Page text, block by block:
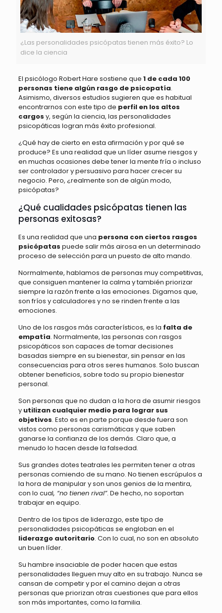
¿Las personalidades psicópatas tienen más éxito? Lo
dice la ciencia
El psicólogo Robert Hare sostiene que 1 de cada 100
personas tiene algún rasgo de psicopatía.
Asimismo, diversos estudios sugieren que es habitual
encontrarnos con este tipo de perfil en los altos
cargos y, según la ciencia, las personalidades
psicopáticas logran más éxito profesional.
¿Qué hay de cierto en esta afirmación y por qué se
produce? Es una realidad que un líder asume riesgos y
en muchas ocasiones debe tener la mente fría o incluso
ser controlador y persuasivo para hacer crecer su
negocio. Pero, ¿realmente son de algún modo,
psicópatas?
¿Qué cualidades psicópatas tienen las
personas exitosas?
Es una realidad que una persona con ciertos rasgos
psicópatas puede salir más airosa en un determinado
proceso de selección para un puesto de alto mando.
Normalmente, hablamos de personas muy competitivas,
que consiguen mantener la calma y también priorizar
siempre la razón frente a las emociones. Digamos que,
son fríos y calculadores y no se rinden frente a las
emociones.
Uno de los rasgos más característicos, es la falta de
empatía. Normalmente, las personas con rasgos
psicopáticos son capaces de tomar decisiones
basadas siempre en su bienestar, sin pensar en las
consecuencias para otros seres humanos. Solo buscan
obtener beneficios, sobre todo su propio bienestar
personal.
Son personas que no dudan a la hora de asumir riesgos
y utilizan cualquier medio para lograr sus
objetivos. Esto es en parte porque desde fuera son
vistos como personas carismáticas y que saben
ganarse la confianza de los demás. Claro que, a
menudo lo hacen desde la falsedad.
Sus grandes dotes teatrales les permiten tener a otras
personas comiendo de su mano. No tienen escrúpulos a
la hora de manipular y son unos genios de la mentira,
con lo cual, “no tienen rival”. De hecho, no soportan
trabajar en equipo.
Dentro de los tipos de liderazgo, este tipo de
personalidades psicopáticas se engloban en el
liderazgo autoritario. Con lo cual, no son en absoluto
un buen líder.
Su hambre insaciable de poder hacen que estas
personalidades lleguen muy alto en su trabajo. Nunca se
cansan de competir y por el camino dejan a otras
personas que priorizan otras cuestiones que para ellos
son más importantes, como la familia.